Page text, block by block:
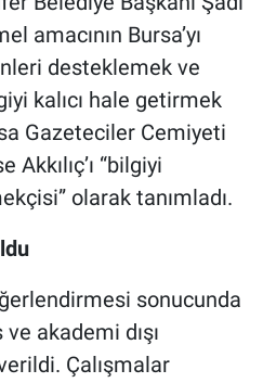
amacının Bursa’yı
desteklemek ve
kalıcı hale getirmek
Gazeteciler Cemiyeti
Akkılıç’ı “bilgiyi
olarak tanımladı.
sonucunda
akademi dışı
Çalışmalar